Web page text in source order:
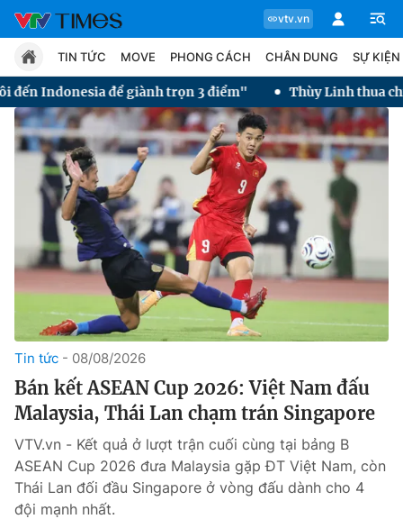
vtv.vn
Chuyên mục
Tin tức
Move
Phong cách
Chân dung
Sự kiện
Bóng đá
Thể thao Điện tử
TIN TỨC MOVE PHONG CÁCH CHÂN DUNG SỰ KIỆN
trọn 3 điểm" Thùy Linh thua chung kết Taipei
Tin tức 08/08/2026
Bán kết ASEAN Cup 2026: Việt Nam đấu
Malaysia, Thái Lan chạm trán Singapore
VTV.vn - Kết quả ở lượt trận cuối cùng tại bảng B
ASEAN Cup 2026 đưa Malaysia gặp ĐT Việt Nam, còn
Thái Lan đối đầu Singapore ở vòng đấu dành cho 4
đội mạnh nhất.